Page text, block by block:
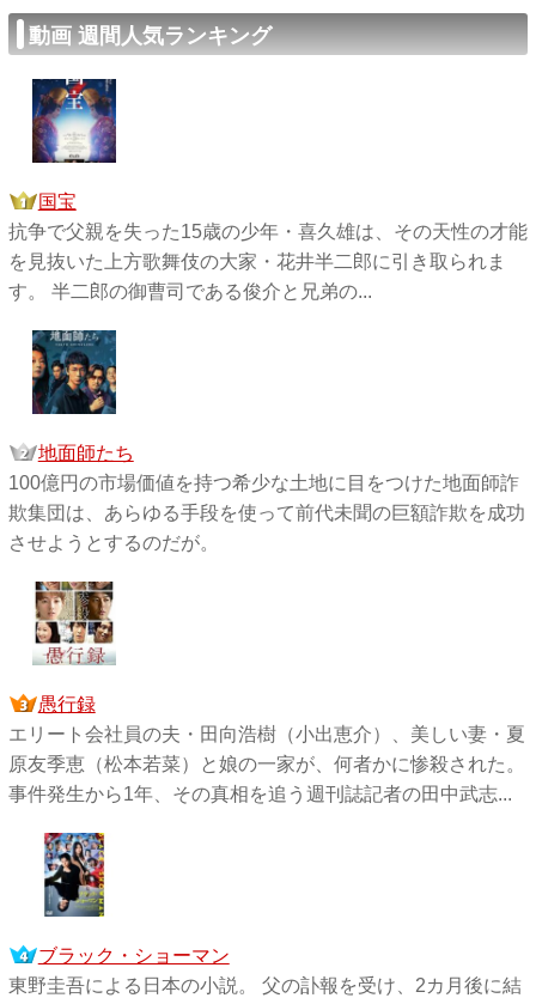
動画 週間人気ランキング
国宝
抗争で父親を失った15歳の少年・喜久雄は、その天性の才能
を見抜いた上方歌舞伎の大家・花井半二郎に引き取られま
す。 半二郎の御曹司である俊介と兄弟の...
地面師たち
100億円の市場価値を持つ希少な土地に目をつけた地面師詐
欺集団は、あらゆる手段を使って前代未聞の巨額詐欺を成功
させようとするのだが。
愚行録
エリート会社員の夫・田向浩樹（小出恵介）、美しい妻・夏
原友季恵（松本若菜）と娘の一家が、何者かに惨殺された。
事件発生から1年、その真相を追う週刊誌記者の田中武志...
ブラック・ショーマン
東野圭吾による日本の小説。 父の訃報を受け、2カ月後に結